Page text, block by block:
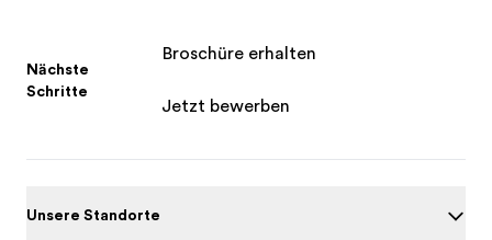
Nächste
Schritte
Broschüre erhalten
Jetzt bewerben
Unsere Standorte